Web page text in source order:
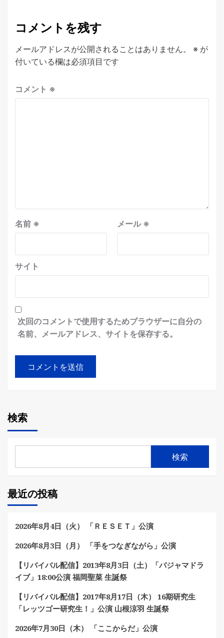
コメントを残す
メールアドレスが公開されることはありません。 ※ が
付いている欄は必須項目です
コメント ※
名前 ※ メール※
サイト
次回のコメントで使用するためブラウザーに自分の
名前、メールアドレス、サイトを保存する。
検索
検索
最近の投稿
2026年8月4日（火） 「ＲＥＳＥＴ」公演
2026年8月3日（月） 「手をつなぎながら」公演
【リバイバル配信】2013年8月3日（土）「パジャマドラ
イブ」18:00公演 福岡聖菜 生誕祭
【リバイバル配信】2017年8月17日（木） 16期研究生
「レッツゴー研究生！」公演 山根涼羽 生誕祭
2026年7月30日（木） 「ここからだ」公演